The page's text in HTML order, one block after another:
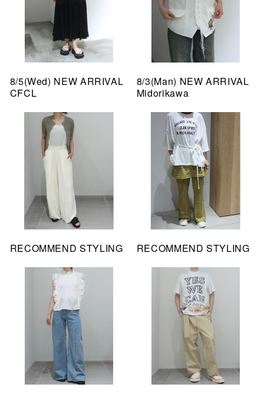
8/5(Wed) NEW ARRIVAL
CFCL
8/3(Man) NEW ARRIVAL
Midorikawa
RECOMMEND STYLING RECOMMEND STYLING